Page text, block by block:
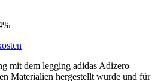
mit dem legging adidas Adizero
Materialien hergestellt wurde und für